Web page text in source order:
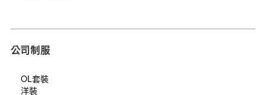
公司制服
OL套裝
洋裝